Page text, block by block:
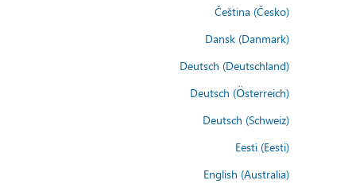
Čeština (Česko)
Dansk (Danmark)
Deutsch (Deutschland)
Deutsch (Österreich)
Deutsch (Schweiz)
Eesti (Eesti)
English (Australia)